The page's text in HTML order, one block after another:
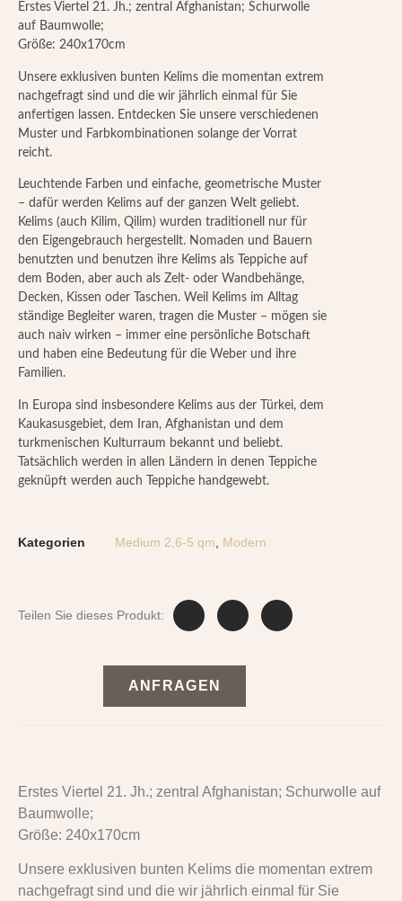
Erstes Viertel 21. Jh.; zentral Afghanistan; Schurwolle
auf Baumwolle;
Größe: 240x170cm
Unsere exklusiven bunten Kelims die momentan extrem
nachgefragt sind und die wir jährlich einmal für Sie
anfertigen lassen. Entdecken Sie unsere verschiedenen
Muster und Farbkombinationen solange der Vorrat
reicht.
Leuchtende Farben und einfache, geometrische Muster
– dafür werden Kelims auf der ganzen Welt geliebt.
Kelims (auch Kilim, Qilim) wurden traditionell nur für
den Eigengebrauch hergestellt. Nomaden und Bauern
benutzten und benutzen ihre Kelims als Teppiche auf
dem Boden, aber auch als Zelt- oder Wandbehänge,
Decken, Kissen oder Taschen. Weil Kelims im Alltag
ständige Begleiter waren, tragen die Muster – mögen sie
auch naiv wirken – immer eine persönliche Botschaft
und haben eine Bedeutung für die Weber und ihre
Familien.
In Europa sind insbesondere Kelims aus der Türkei, dem
Kaukasusgebiet, dem Iran, Afghanistan und dem
turkmenischen Kulturraum bekannt und beliebt.
Tatsächlich werden in allen Ländern in denen Teppiche
geknüpft werden auch Teppiche handgewebt.
Kategorien Medium 2,6-5 qm Modern
Teilen Sie dieses Produkt:
ANFRAGEN
Erstes Viertel 21. Jh.; zentral Afghanistan; Schurwolle auf
Baumwolle;
Größe: 240x170cm
Unsere exklusiven bunten Kelims die momentan extrem
nachgefragt sind und die wir jährlich einmal für Sie